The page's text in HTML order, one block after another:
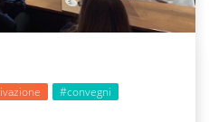
#convegni